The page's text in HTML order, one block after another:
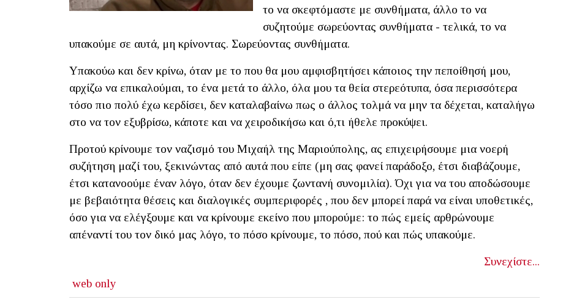
το να σκεφτόμαστε με συνθήματα, άλλο το να
συζητούμε σωρεύοντας συνθήματα - τελικά, το να
υπακούμε σε αυτά, μη κρίνοντας. Σωρεύοντας συνθήματα.
Υπακούω και δεν κρίνω, όταν με το που θα μου αμφισβητήσει κάποιος την πεποίθησή μου,
αρχίζω να επικαλούμαι, το ένα μετά το άλλο, όλα μου τα θεία στερεότυπα, όσα περισσότερα
τόσο πιο πολύ έχω κερδίσει, δεν καταλαβαίνω πως ο άλλος τολμά να μην τα δέχεται, καταλήγω
στο να τον εξυβρίσω, κάποτε και να χειροδικήσω και ό,τι ήθελε προκύψει.
Προτού κρίνουμε τον ναζισμό του Μιχαήλ της Μαριούπολης, ας επιχειρήσουμε μια νοερή
συζήτηση μαζί του, ξεκινώντας από αυτά που είπε (μη σας φανεί παράδοξο, έτσι διαβάζουμε,
έτσι κατανοούμε έναν λόγο, όταν δεν έχουμε ζωντανή συνομιλία). Όχι για να του αποδώσουμε
με βεβαιότητα θέσεις και διαλογικές συμπεριφορές , που δεν μπορεί παρά να είναι υποθετικές,
όσο για να ελέγξουμε και να κρίνουμε εκείνο που μπορούμε: το πώς εμείς αρθρώνουμε
απέναντί του τον δικό μας λόγο, το πόσο κρίνουμε, το πόσο, πού και πώς υπακούμε.
Συνεχίστε...
web only